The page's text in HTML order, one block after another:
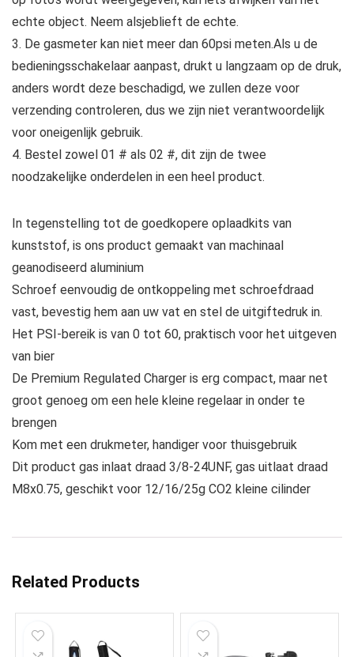
echte object. Neem alsjeblieft de echte.
3. De gasmeter kan niet meer dan 60psi meten.Als u de
bedieningsschakelaar aanpast, drukt u langzaam op de druk,
anders wordt deze beschadigd, we zullen deze voor
verzending controleren, dus we zijn niet verantwoordelijk
voor oneigenlijk gebruik.
4. Bestel zowel 01 # als 02 #, dit zijn de twee
noodzakelijke onderdelen in een heel product.
In tegenstelling tot de goedkopere oplaadkits van
kunststof, is ons product gemaakt van machinaal
geanodiseerd aluminium
Schroef eenvoudig de ontkoppeling met schroefdraad
vast, bevestig hem aan uw vat en stel de uitgiftedruk in.
Het PSI-bereik is van 0 tot 60, praktisch voor het uitgeven
van bier
De Premium Regulated Charger is erg compact, maar net
groot genoeg om een hele kleine regelaar in onder te
brengen
Kom met een drukmeter, handiger voor thuisgebruik
Dit product gas inlaat draad 3/8-24UNF, gas uitlaat draad
M8x0.75, geschikt voor 12/16/25g CO2 kleine cilinder
Related Products